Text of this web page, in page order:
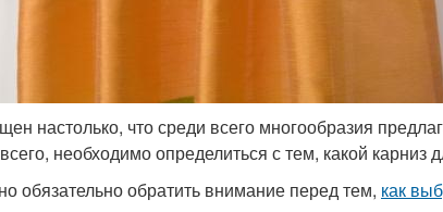
настолько, что среди всего многообразия
необходимо определиться с тем, какой карниз
обязательно обратить внимание перед тем, как